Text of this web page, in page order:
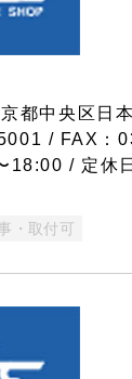
都中央区日
/ FAX：
18:00 / 定休
・取付可